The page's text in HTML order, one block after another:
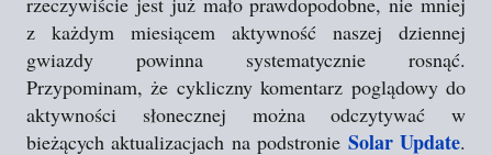
z każdym miesiącem aktywność naszej dziennej
gwiazdy powinna systematycznie rosnąć.
Przypominam, że cykliczny komentarz poglądowy do
aktywności słonecznej można odczytywać w
bieżących aktualizacjach na podstronie Solar Update.